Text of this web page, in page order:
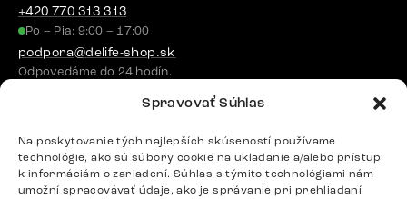
Spravovať Súhlas
Na poskytovanie tých najlepších skúseností používame
technológie, ako sú súbory cookie na ukladanie a/alebo prístup
k informáciám o zariadení. Súhlas s týmito technológiami nám
umožní spracovávať údaje, ako je správanie pri prehliadaní
+420 770 313 313
Po – Pia: 9:00 – 17:00
podpora@delife-shop.sk
Odpovedáme do 24 hodín.
Google recenzie
4,8